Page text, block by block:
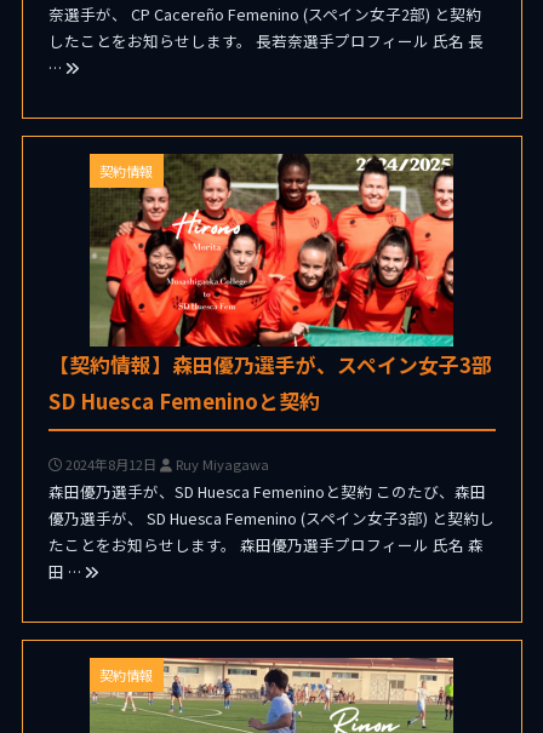
奈選手が、 CP Cacereño Femenino (スペイン女子2部) と契約
したことをお知らせします。 長若奈選手プロフィール 氏名 長
…
契約情報
【契約情報】森田優乃選手が、スペイン女子3部
SD Huesca Femeninoと契約
2024年8月12日 Ruy Miyagawa
森田優乃選手が、SD Huesca Femeninoと契約 このたび、森田
優乃選手が、 SD Huesca Femenino (スペイン女子3部) と契約し
たことをお知らせします。 森田優乃選手プロフィール 氏名 森
田 …
契約情報